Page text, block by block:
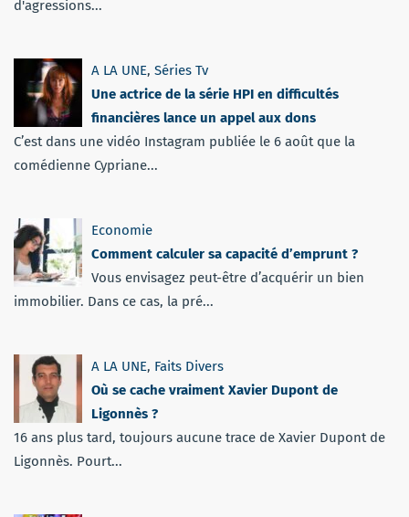
d'agressions...
A LA UNE, Séries Tv
Une actrice de la série HPI en difficultés
financières lance un appel aux dons
C’est dans une vidéo Instagram publiée le 6 août que la
comédienne Cypriane...
Economie
Comment calculer sa capacité d’emprunt ?
Vous envisagez peut-être d’acquérir un bien
immobilier. Dans ce cas, la pré...
A LA UNE, Faits Divers
Où se cache vraiment Xavier Dupont de
Ligonnès ?
16 ans plus tard, toujours aucune trace de Xavier Dupont de
Ligonnès. Pourt...